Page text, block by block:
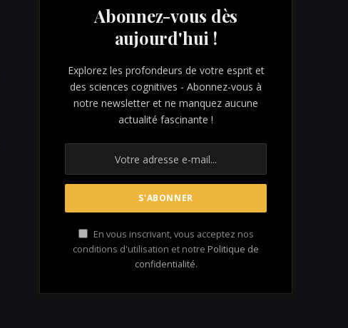
Abonnez-vous dès
aujourd'hui !
Explorez les profondeurs de votre esprit et
des sciences cognitives - Abonnez-vous à
notre newsletter et ne manquez aucune
actualité fascinante !
En vous inscrivant, vous acceptez nos
conditions d'utilisation et notre Politique de
confidentialité.